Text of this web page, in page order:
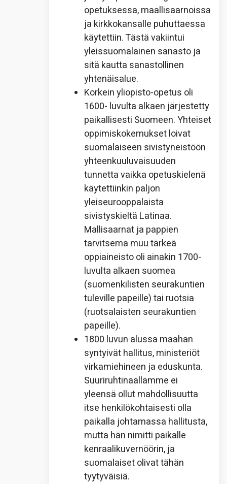
opetuksessa, maallisaarnoissa
ja kirkkokansalle puhuttaessa
käytettiin. Tästä vakiintui
yleissuomalainen sanasto ja
sitä kautta sanastollinen
yhtenäisalue.
Korkein yliopisto-opetus oli
1600- luvulta alkaen järjestetty
paikallisesti Suomeen. Yhteiset
oppimiskokemukset loivat
suomalaiseen sivistyneistöön
yhteenkuuluvaisuuden
tunnetta vaikka opetuskielenä
käytettiinkin paljon
yleiseurooppalaista
sivistyskieltä Latinaa.
Mallisaarnat ja pappien
tarvitsema muu tärkeä
oppiaineisto oli ainakin 1700-
luvulta alkaen suomea
(suomenkilisten seurakuntien
tuleville papeille) tai ruotsia
(ruotsalaisten seurakuntien
papeille).
1800 luvun alussa maahan
syntyivät hallitus, ministeriöt
virkamiehineen ja eduskunta.
Suuriruhtinaallamme ei
yleensä ollut mahdollisuutta
itse henkilökohtaisesti olla
paikalla johtamassa hallitusta,
mutta hän nimitti paikalle
kenraalikuvernöörin, ja
suomalaiset olivat tähän
tyytyväisiä.